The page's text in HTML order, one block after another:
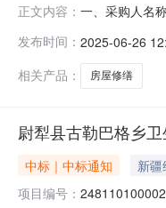
正文内容： 一、采购人名
或标的基本概
发布时间： 2025-06-26
相关产品：
房屋修缮
尉犁县古勒巴格乡
中标｜中标通知
新
项目编号：